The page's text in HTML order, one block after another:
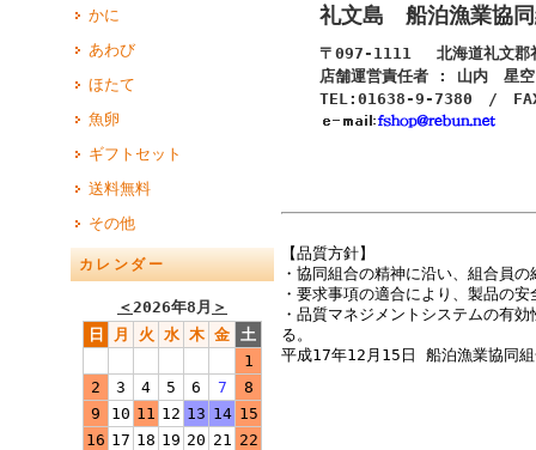
かに
あわび
ほたて
魚卵
ギフトセット
送料無料
その他
カレンダー
＜2026年8月 ＞
日
月 火 水 木 金 土
1
2
3 4 5 6 7
8
9
10 11 12 13 14 15
16 17 18 19 20 21 22
礼文島 船泊漁業協
〒097-1111 北海道礼文郡
店舗運営責任者 : 山内 星
TEL:01638-9-7380 /
【品質方針】
・協同組合の精神に沿い、組合員
・要求事項の適合により、製品の
・品質マネジメントシステムの有
る。
平成17年12月15日 船泊漁業協同